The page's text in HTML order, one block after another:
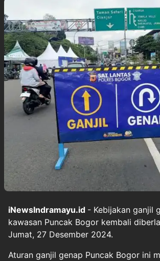
iNewsIndramayu.id - Kebijakan ganjil
kawasan Puncak Bogor kembali
Jumat, 27 Desember 2024.
Aturan ganjil genap Puncak Bogor ini